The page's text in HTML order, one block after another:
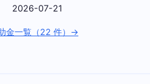
2026-07-21
金一覧（22 件）→